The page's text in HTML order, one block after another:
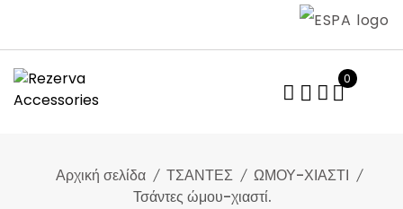
content
0
Αρχική σελίδα ΤΣΑΝΤΕΣ
ΩΜΟΥ-ΧΙΑΣΤΙ
Τσάντες ώμου-χιαστί.